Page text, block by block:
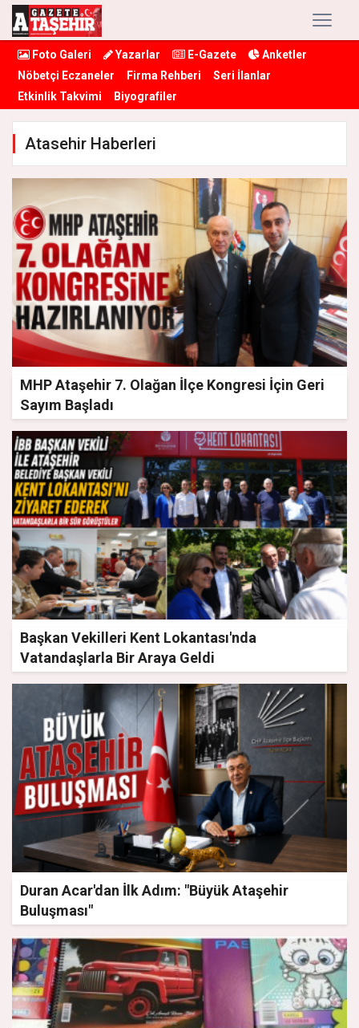
Foto Galeri Yazarlar E-Gazete
Anketler
Nöbetçi Eczaneler
Firma Rehberi
Seri İlanlar
Etkinlik Takvimi
Biyografiler
Atasehir Haberleri
MHP Ataşehir 7. Olağan İlçe Kongresi İçin Geri
Sayım Başladı
Başkan Vekilleri Kent Lokantası'nda
Vatandaşlarla Bir Araya Geldi
Duran Acar'dan İlk Adım: "Büyük Ataşehir
Buluşması"